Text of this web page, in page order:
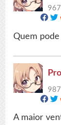
967
Quem
987
A maior